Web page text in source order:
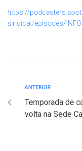
https://
sindical/episodes/
ANTERIOR
Temporada de
volta na Sede